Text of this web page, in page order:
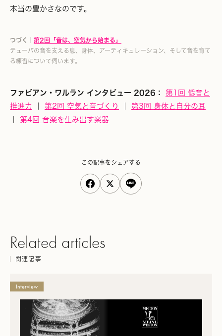
本当の豊かさなのです。
つづく｜ 第2回「音は、空気から始まる」
テューバの音を支える息、身体、アーティキュレーション、そして音を育て
る練習について伺います。
ファビアン・ワルラン インタビュー 2026：
第1回 低音と
推進力
第2回 空気と音づくり
第3回 身体と自分の耳
第4回 音楽を生み出す楽器
この記事をシェアする
Related articles
関連記事
Interview